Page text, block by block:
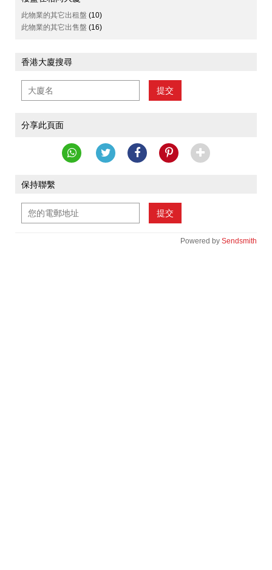
此物業的其它出租盤 (10)
此物業的其它出售盤 (16)
香港大廈搜尋
提交
分享此頁面
保持聯繫
提交
Powered by Sendsmith